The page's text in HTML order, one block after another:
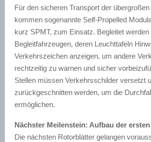
Für den sicheren Transport der
kommen sogenannte Self-Propelled
kurz SPMT, zum Einsatz. Begleitet
Begleitfahrzeugen, deren Leuchttafeln
Verkehrszeichen anzeigen, um andere
rechtzeitig zu warnen und sicher
Stellen müssen Verkehrsschilder versetzt
zurückgeschnitten werden, um die
ermöglichen.
Nächster Meilenstein: Aufbau der
Die nächsten Rotorblätter gelangen